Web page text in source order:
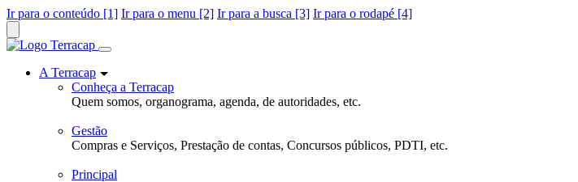
Ir para o conteúdo [1] Ir para o menu [2] Ir para a busca [3] Ir para o rodapé [4]
A Terracap
Conheça a Terracap
Quem somos, organograma, agenda, de autoridades, etc.
Gestão
Compras e Serviços, Prestação de contas, Concursos públicos, PDTI, etc.
Principal